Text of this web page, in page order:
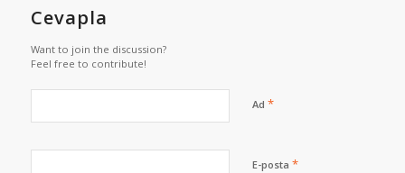
Cevapla
Want to join the discussion?
Feel free to contribute!
Ad *
E-posta *